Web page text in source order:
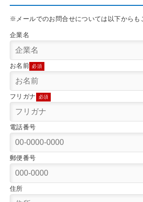
※メールでのお問合せについては以下からも
企業名
お名前 必須
フリガナ 必須
電話番号
郵便番号
住所